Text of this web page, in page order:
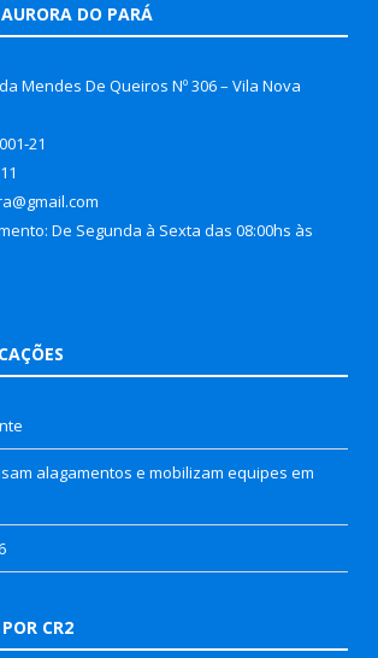
DO PARÁ
Mendes De Queiros Nº 306 – Vila Nova
21
De Segunda à Sexta das 08:00hs às
alagamentos e mobilizam equipes em
CR2